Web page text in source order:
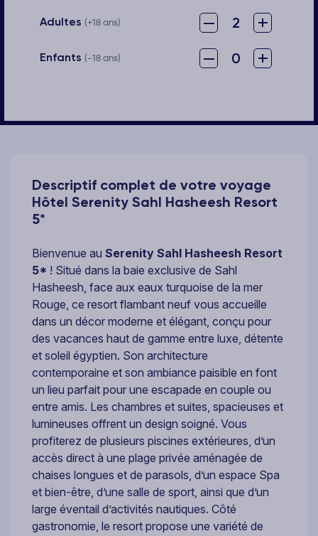
Adultes (+18 ans) – 2 +
Enfants (-18 ans) – 0 +
Descriptif complet de votre voyage
Hôtel Serenity Sahl Hasheesh Resort
5*
Bienvenue au Serenity Sahl Hasheesh Resort
5* ! Situé dans la baie exclusive de Sahl
Hasheesh, face aux eaux turquoise de la mer
Rouge, ce resort flambant neuf vous accueille
dans un décor moderne et élégant, conçu pour
des vacances haut de gamme entre luxe, détente
et soleil égyptien. Son architecture
contemporaine et son ambiance paisible en font
un lieu parfait pour une escapade en couple ou
entre amis. Les chambres et suites, spacieuses et
lumineuses offrent un design soigné. Vous
profiterez de plusieurs piscines extérieures, d’un
accès direct à une plage privée aménagée de
chaises longues et de parasols, d’un espace Spa
et bien-être, d’une salle de sport, ainsi que d’un
large éventail d’activités nautiques. Côté
gastronomie, le resort propose une variété de